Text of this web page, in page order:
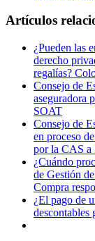
Artículos
¿Pueden las
derecho
regalías?
Consejo de
aseguradora
SOAT
Consejo de
en proceso
por la CAS
¿Cuándo
de Gestión
Compra
¿El pago de
descontables